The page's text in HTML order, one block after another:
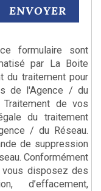
ENVOYER
formulaire sont
par La Boite
du traitement pour
de l'Agence / du
de vos
du traitement
/ du Réseau.
de suppression
Conformément
disposez des
d’effacement,